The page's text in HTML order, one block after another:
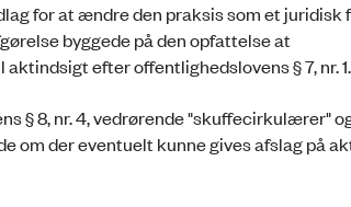
for at ændre den praksis som et juridisk
byggede på den opfattelse at
efter offentlighedslovens § 7, nr. 1.
§ 8, nr. 4, vedrørende "skuffecirkulærer"
om der eventuelt kunne gives afslag på